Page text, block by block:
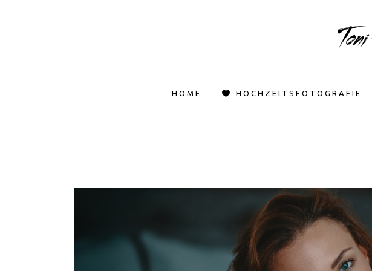
HOME HOCHZEITSFOTOGRAFIE